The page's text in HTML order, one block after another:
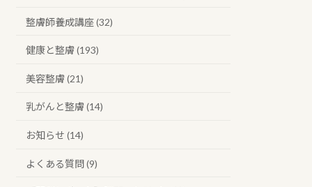
整膚師養成講座 (32)
健康と整膚 (193)
美容整膚 (21)
乳がんと整膚 (14)
お知らせ (14)
よくある質問 (9)